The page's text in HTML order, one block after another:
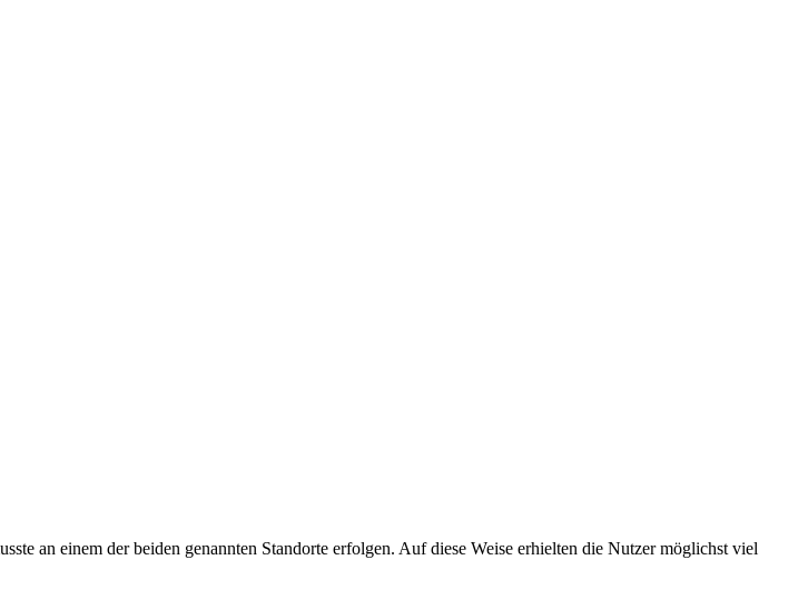
an einem der beiden genannten Standorte erfolgen. Auf diese Weise erhielten die Nutzer möglichst viel